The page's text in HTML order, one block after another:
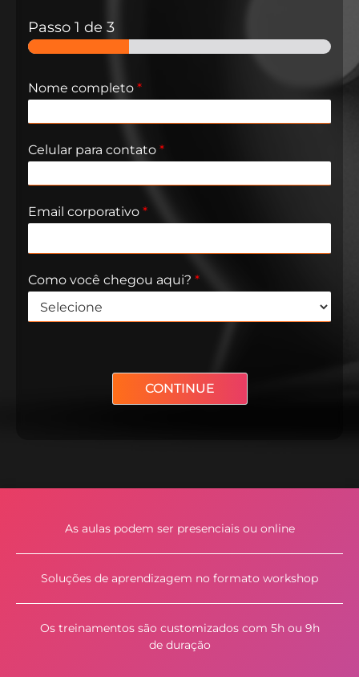
Passo 1 de 3
Nome completo *
Celular para contato​ *
Email corporativo​ *
Como você chegou aqui? *
CONTINUE
As aulas podem ser presenciais ou online
Soluções de aprendizagem no formato workshop
Os treinamentos são customizados com 5h ou 9h
de duração